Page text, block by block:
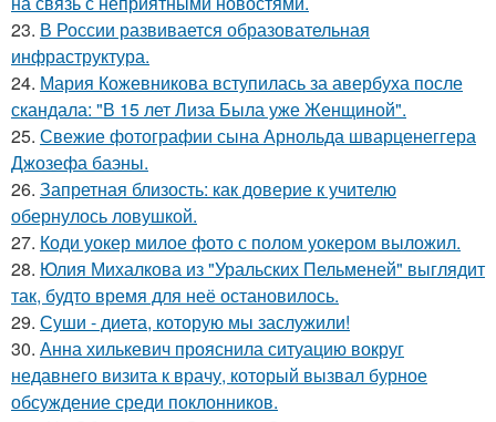
23. В России развивается образовательная
инфраструктура.
24. Мария Кожевникова вступилась за авербуха после
скандала: "В 15 лет Лиза Была уже Женщиной".
25. Свежие фотографии сына Арнольда шварценеггера
Джозефа баэны.
26. Запретная близость: как доверие к учителю
обернулось ловушкой.
27. Коди уокер милое фото с полом уокером выложил.
28. Юлия Михалкова из "Уральских Пельменей" выглядит
так, будто время для неё остановилось.
29. Суши - диета, которую мы заслужили!
30. Анна хилькевич прояснила ситуацию вокруг
недавнего визита к врачу, который вызвал бурное
обсуждение среди поклонников.